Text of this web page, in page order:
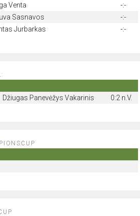
Venta
-:-
Sasnavos
-:-
Jurbarkas -:-
Džiugas Panevėžys Vakarinis 0:2 n.V.